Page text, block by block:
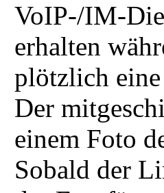
VoIP-/IM-
erhalten
plötzlich
Der
einem Foto
Sobald der